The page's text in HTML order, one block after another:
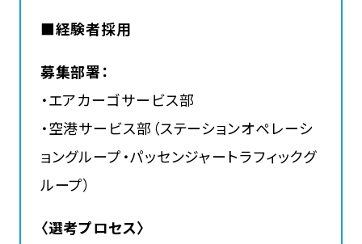
■経験者採用
募集部署：
・エアカーゴサービス部
・空港サービス部（ステーションオペレーシ
ョングループ・パッセンジャートラフィックグ
ループ）
〈選考プロセス〉